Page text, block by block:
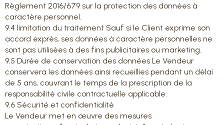
Règlement 2016/679 sur la protection des données à
caractère personnel.
9.4 limitation du traitement Sauf si le Client exprime son
accord exprès, ses données à caractère personnelles ne
sont pas utilisées à des fins publicitaires ou marketing.
9.5 Durée de conservation des données Le Vendeur
conservera les données ainsi recueillies pendant un délai
de 5 ans, couvrant le temps de la prescription de la
responsabilité civile contractuelle applicable.
9.6 Sécurité et confidentialité
Le Vendeur met en œuvre des mesures